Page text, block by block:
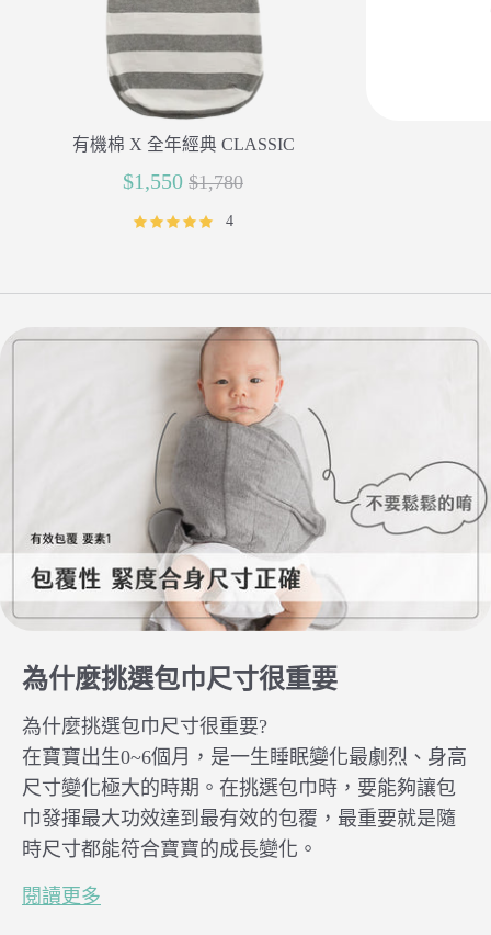
有機棉 X 全年經典 CLASSIC
$1,550 正
常
$1,780
4
為什麼挑選包巾尺寸很重要
為什麼挑選包巾尺寸很重要?
在寶寶出生0~6個月，是一生睡眠變化最劇烈、身高
尺寸變化極大的時期。 在挑選包巾時，要能夠讓包
巾發揮最大功效達到最有效的包覆， 最重要就是隨
時尺寸都能符合寶寶的成長變化 。
閱讀更多